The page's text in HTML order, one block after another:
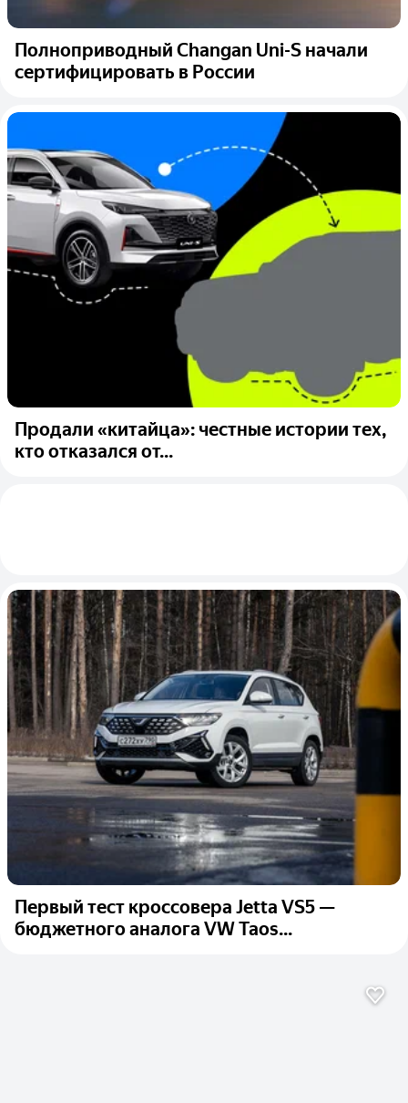
Полноприводный Changan Uni-S начали
сертифицировать в России
Продали «китайца»: честные истории тех,
кто отказался от...
Первый тест кроссовера Jetta VS5 —
бюджетного аналога VW Taos...